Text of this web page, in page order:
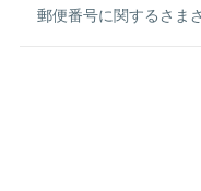
郵便番号に関するさま